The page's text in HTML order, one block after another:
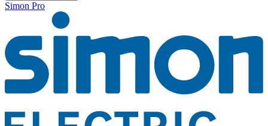
Simon Pro